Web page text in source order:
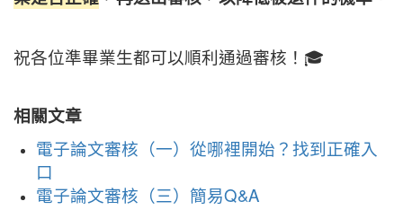
祝各位準畢業生都可以順利通過審核！🎓
相關文章
電子論文審核（一）從哪裡開始？找到正確入
口
電子論文審核（三）簡易Q&A